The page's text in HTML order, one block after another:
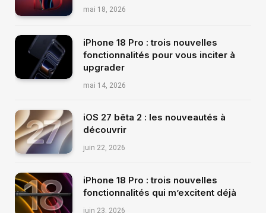
mai 18, 2026
iPhone 18 Pro : trois nouvelles
fonctionnalités pour vous inciter à
upgrader
mai 14, 2026
iOS 27 bêta 2 : les nouveautés à
découvrir
juin 22, 2026
iPhone 18 Pro : trois nouvelles
fonctionnalités qui m’excitent déjà
juin 23, 2026